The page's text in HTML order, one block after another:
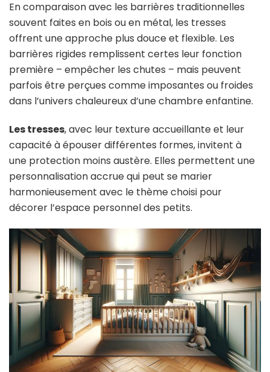
En comparaison avec les barrières traditionnelles
souvent faites en bois ou en métal, les tresses
offrent une approche plus douce et flexible. Les
barrières rigides remplissent certes leur fonction
première – empêcher les chutes – mais peuvent
parfois être perçues comme imposantes ou froides
dans l’univers chaleureux d’une chambre enfantine.
Les tresses, avec leur texture accueillante et leur
capacité à épouser différentes formes, invitent à
une protection moins austère. Elles permettent une
personnalisation accrue qui peut se marier
harmonieusement avec le thème choisi pour
décorer l’espace personnel des petits.